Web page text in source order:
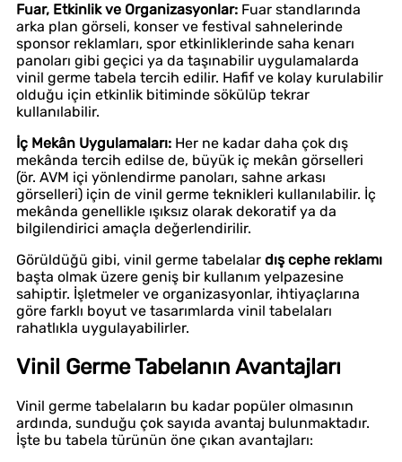
Fuar, Etkinlik ve Organizasyonlar: Fuar standlarında
arka plan görseli, konser ve festival sahnelerinde
sponsor reklamları, spor etkinliklerinde saha kenarı
panoları gibi geçici ya da taşınabilir uygulamalarda
vinil germe tabela tercih edilir. Hafif ve kolay kurulabilir
olduğu için etkinlik bitiminde sökülüp tekrar
kullanılabilir.
İç Mekân Uygulamaları: Her ne kadar daha çok dış
mekânda tercih edilse de, büyük iç mekân görselleri
(ör. AVM içi yönlendirme panoları, sahne arkası
görselleri) için de vinil germe teknikleri kullanılabilir. İç
mekânda genellikle ışıksız olarak dekoratif ya da
bilgilendirici amaçla değerlendirilir.
Görüldüğü gibi, vinil germe tabelalar dış cephe reklamı
başta olmak üzere geniş bir kullanım yelpazesine
sahiptir. İşletmeler ve organizasyonlar, ihtiyaçlarına
göre farklı boyut ve tasarımlarda vinil tabelaları
rahatlıkla uygulayabilirler.
Vinil Germe Tabelanın Avantajları
Vinil germe tabelaların bu kadar popüler olmasının
ardında, sunduğu çok sayıda avantaj bulunmaktadır.
İşte bu tabela türünün öne çıkan avantajları: